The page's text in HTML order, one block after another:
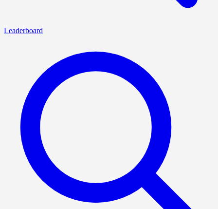
Leaderboard